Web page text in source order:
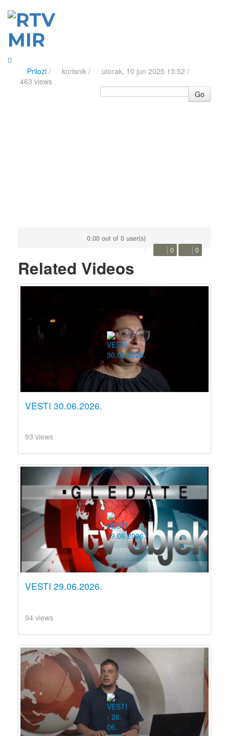
Prilozi / korisnik /
utorak, 10 jun 2025 13:52 /
463 views
Go
0.00 out of 0 user(s)
0 0
Related Videos
VESTI 30.06.2026.
93 views
VESTI 29.06.2026.
94 views